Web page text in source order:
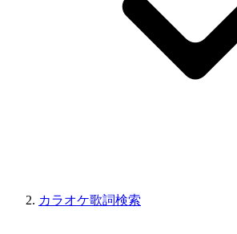
カラオケ歌詞検索